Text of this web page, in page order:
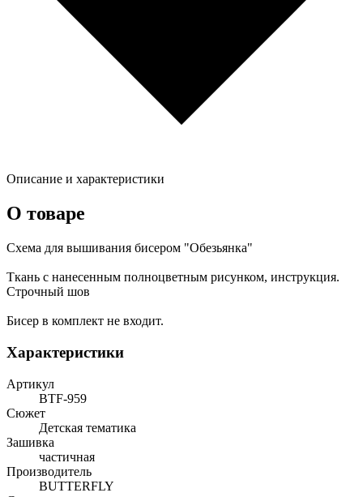
Описание и характеристики
О товаре
Схема для вышивания бисером "Обезьянка"
Ткань с нанесенным полноцветным рисунком, инструкция.
Строчный шов
Бисер в комплект не входит.
Характеристики
Артикул
ВТF-959
Сюжет
Детская тематика
Зашивка
частичная
Производитель
BUTTERFLY